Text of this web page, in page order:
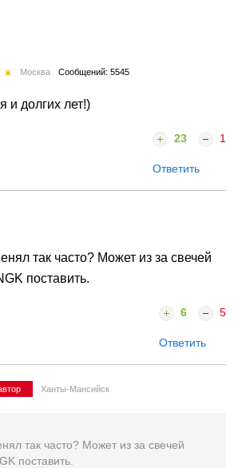
Москва Сообщений: 5545
и долгих лет!)
23 1
Ответить
так часто? Может из за свечей
поставить.
6 5
Ответить
Ханты-Мансийск
так часто? Может из за свечей
поставить.